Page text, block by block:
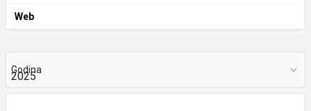
Web
Godina